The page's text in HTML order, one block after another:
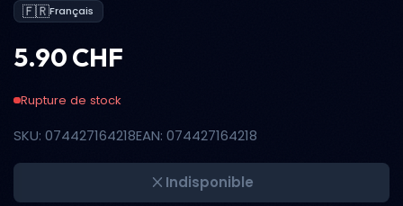
🇫🇷Français
5.90 CHF
Rupture de stock
SKU: 074427164218EAN: 074427164218
Indisponible